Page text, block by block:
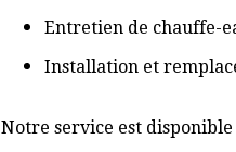
Entretien de chauffe-
Installation et
Notre service est